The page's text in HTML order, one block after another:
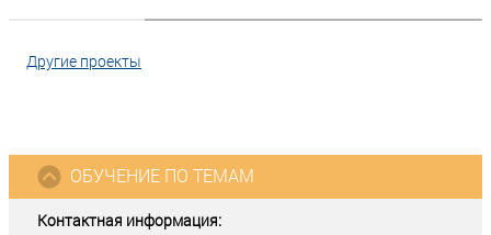
Другие проекты
Контактная информация:
ОБУЧЕНИЕ ПО ТЕМАМ